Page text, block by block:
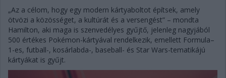
„Az a célom, hogy egy modern kártyaboltot építsek, amely
ötvözi a közösséget, a kultúrát és a versengést” – mondta
Hamilton, aki maga is szenvedélyes gyűjtő, jelenleg nagyjából
500 értékes Pokémon-kártyával rendelkezik, emellett Formula–
1-es, futball-, kosárlabda-, baseball- és Star Wars-tematikájú
kártyákat is gyűjt.